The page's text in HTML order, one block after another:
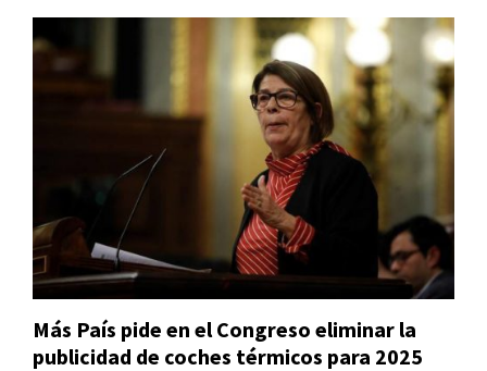
Más País pide en el Congreso eliminar la
publicidad de coches térmicos para 2025